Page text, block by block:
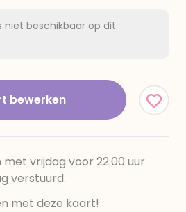
niet beschikbaar op dit
bewerken
vrijdag voor 22.00 uur
verstuurd.
met deze kaart!